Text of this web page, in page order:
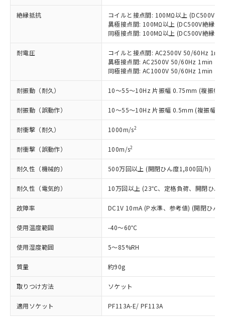
絶縁抵抗
コイルと接点間: 100MΩ以上 (DC500V絶
異極接点間: 100MΩ以上 (DC500V絶縁抵
同極接点間: 100MΩ以上 (DC500V絶縁抵
耐電圧
コイルと接点間: AC2500V 50/60Hz 1min
異極接点間: AC2500V 50/60Hz 1min
同極接点間: AC1000V 50/60Hz 1min
耐振動（耐久） 10～55～10Hz 片振幅 0.75mm (複振幅
耐振動（誤動作） 10～55～10Hz 片振幅 0.5mm (複振幅
耐衝撃（耐久） 1000m/s2
耐衝撃（誤動作） 100m/s2
耐久性（機械的） 500万回以上 (開閉ひん度1,800回/h)
耐久性（電気的） 10万回以上 (23℃、定格負荷、開閉ひん
故障率 DC1V 10mA (P水準、参考値) (開閉ひん
使用温度範囲 -40～60℃
使用湿度範囲 5～85%RH
質量 約90g
取りつけ方法 ソケット
適用ソケット PF113A-E/ PF113A
本サービスの対象外となる商品もある
ことをご了承ください。
在庫状況および標準価格照会結果は、
記載している更新日時点での社内デー
タに基づき作成されるものであり、閲
覧された時点での実際の在庫および標
準価格とは異なる場合があることをご
正式な納期状況および標準価格はお客
様のお取引先、またはお客様担当のオ
ムロン制御機器販売店・当社販売員に
ご相談ください。
オムロン制御機器販売店や当社販売拠
点は「
販売ネットワーク
在庫状況および標準価格結果を当社の
事前の承諾なく第三者に漏洩または開
示しないようお願いします。
マイパーツ機能（部品リスト作成サー
ビス）をご利用いただくには、I-Web
お客様が当ウェブサイト上で当社にご
および当社の共同利用者が、当社の製
品・サービスに関するお客様との取
引・商談に必要な範囲で利用すること
をご了承ください。
※当社の共同利用者とは、"個人情報
の共同利用に関して"
の「1.共同利
仕入先様の事情により、非含有部品として
いたものが、含有品と判明した場合などや
むを得ず変更することがあります。
鉛(Pb) 1000ppm以下、 水銀(Hg) 1000ppm以下、 カド
ミウム(Cd) 100ppm以下、
六価クロム(Cr(Ⅵ)) 1000ppm以下、ポリ臭化ビフェニル
ル) (DEHP)(別名：DOP) 1000ppm以下、フタル酸ブチ
ルベンジル（BBP） 1000ppm以下、フタル酸ジブチル
（DBP） 1000ppm以下、フタル酸ジイソブチル
(DIBP) 1000ppm以下
適用除外項目は除く。
フタル酸エステル類の４物質については閾値を超える意
図的な使用がないことを確認しています。
※2 対応予定月
部品在庫の切り替え状況などにより、予定
月が前後することがあります。
※3 非含有証明書ダウンロード
下記の非含有証明書をダウンロードするこ
EU RoHS指令（10物質）の非含有証明書
51物質の非含有証明書（当社基準）
「×」：最大均質材料含有率が中国RoHSの
基準値を超えていることを示します。
「－」：未確認です。当社販売部門へお問
*中国RoHS10物質の基準値 (GB/T26572)：
Pb(鉛) :1000ppm、 Hg(水銀) : 1000ppm、 Cd(カドミウ
Cr(Ⅵ)(六価クロム) : 1000ppm、 PBBs(ポリ臭化ビフェ
ニル類) : 1000ppm、 PBDEs(ポリ臭化ジフェニルエーテ
ル類) : 1000ppm、
DBP(フタル酸ジブチル) : 1000ppm、 DIBP(フタル酸ジ
イソブチル) : 1000ppm、 BBP(フタル酸ブチルベンジ
DEHP(フタル酸ビス(2-エチルヘキシル)) : 1000ppm
※2 環境保護使用期限
「ｅ」：有害物質（10物質）のすべてが基
準値以下であることを示します。
「10」：通常の使用状況下において有害物
質が外部に漏えいし、環境に深刻な影響を
及ぼさない年数を意味します。
「－」：未確認です。当社販売部門へお問
い合わせください。
当社は、これら貴社製品のうち、外国
為替および外国貿易法に定める商品
（以下｢規制貨物等」という）を輸出
または国外への提供する場合は、日本
国政府の輸出許可(または役務取引許
可)を取得するなどの必要な手続きを
当社は規制貨物を破棄する場合は、完
全に破砕するなど、違法に輸出されな
いよう必要な手段を講じます。
当社は貴社製品を、核兵器、ミサイ
ル、化学兵器、生物兵器またはその他
武器並びにこれらの製造装置等に一切
使用いたしません。
当社は、貴社製品を第三者に販売する
場合は、上記1、2および3の内容を当
該第三者に通知します。また当社は、
販売先および販売に係わる関係者が違
法に輸出するおそれがある場合は、取
り引きをいたしません。
○ 一定数以上の在庫あり
△ 一定数には満たないが在庫あり
－
在庫なし(最新の在庫状況につ
いては、お客様のお取引先、ま
たはお客様担当のオムロン制御
機器販売店・当社販売員にご確
認ください)
情報を公開していない機種